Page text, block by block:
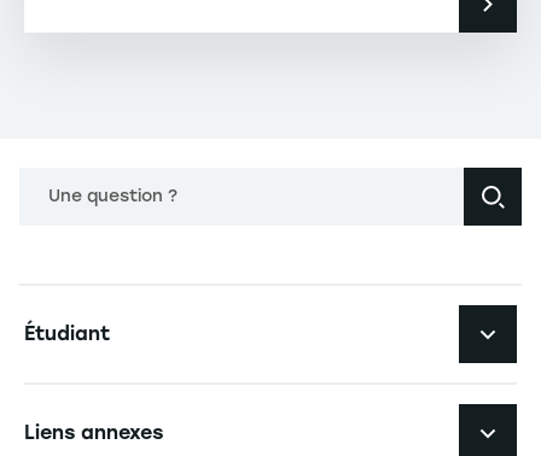
Une question ?
Étudiant
Liens annexes